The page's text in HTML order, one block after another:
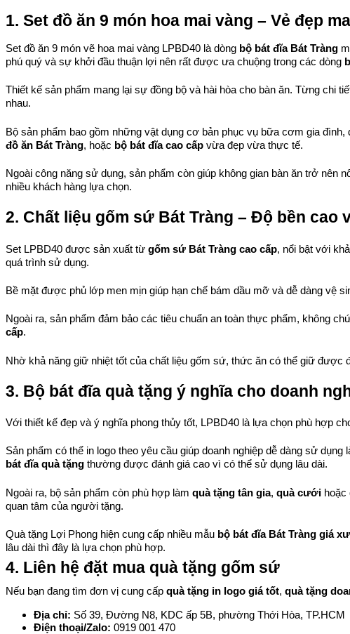
1. Set đồ ăn 9 món hoa mai vàng – Vẻ đẹp
Set đồ ăn 9 món vẽ hoa mai vàng LPBD40 là dòng bộ bát đĩa Bát Tràng
phú quý và sự khởi đầu thuận lợi nên rất được ưa chuộng trong các dòng
Thiết kế sản phẩm mang lại sự đồng bộ và hài hòa cho bàn ăn. Từng chi
nhau.
Bộ sản phẩm bao gồm những vật dụng cơ bản phục vụ bữa cơm gia
đồ ăn Bát Tràng, hoặc bộ bát đĩa cao cấp vừa đẹp vừa thực tế.
Ngoài công năng sử dụng, sản phẩm còn giúp không gian bàn ăn trở
nhiều khách hàng lựa chọn.
2. Chất liệu gốm sứ Bát Tràng – Độ bền cao
Set LPBD40 được sản xuất từ gốm sứ Bát Tràng cao cấp, nổi bật với
quá trình sử dụng.
Bề mặt được phủ lớp men mịn giúp hạn chế bám dầu mỡ và dễ dàng vệ
Ngoài ra, sản phẩm đảm bảo các tiêu chuẩn an toàn thực phẩm, không
cấp.
Nhờ khả năng giữ nhiệt tốt của chất liệu gốm sứ, thức ăn có thể giữ
3. Bộ bát đĩa quà tặng ý nghĩa cho doanh
Với thiết kế đẹp và ý nghĩa phong thủy tốt, LPBD40 là lựa chọn phù hợp
Sản phẩm có thể in logo theo yêu cầu giúp doanh nghiệp dễ dàng sử dụng
bát đĩa quà tặng thường được đánh giá cao vì có thể sử dụng lâu dài.
Ngoài ra, bộ sản phẩm còn phù hợp làm quà tặng tân gia, quà cưới
quan tâm của người tặng.
Quà tặng Lợi Phong hiện cung cấp nhiều mẫu bộ bát đĩa Bát Tràng giá
lâu dài thì đây là lựa chọn phù hợp.
4. Liên hệ đặt mua quà tặng gốm sứ
Nếu bạn đang tìm đơn vị cung cấp quà tặng in logo giá tốt, quà tặng
Địa chỉ: Số 39, Đường N8, KDC ấp 5B, phường Thới Hòa, TP.HCM
Điện thoại/Zalo: 0919 001 470